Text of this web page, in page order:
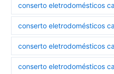
conserto eletrodomésticos
conserto eletrodomésticos
conserto eletrodomésticos
conserto eletrodomésticos